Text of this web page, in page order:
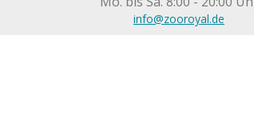
info@zooroyal.de